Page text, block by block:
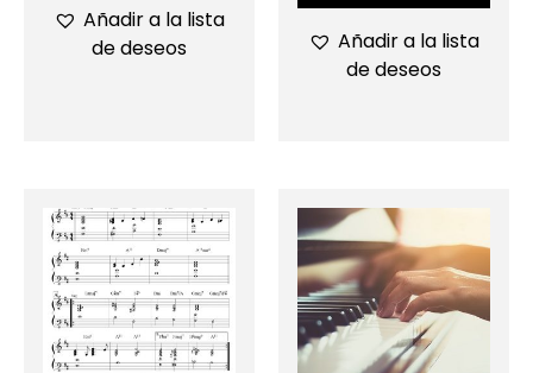
Añadir a la lista
de deseos
Añadir a la lista
de deseos